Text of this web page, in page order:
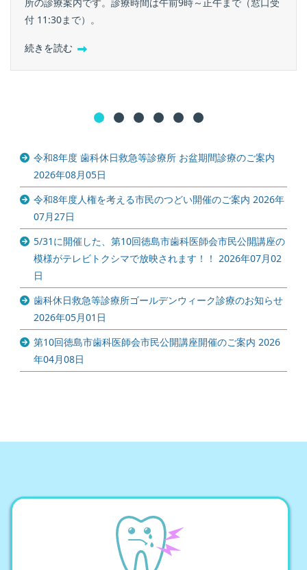
付 11:30まで）。
続きを読む
令和8年度 歯科休日救急等診療所 お盆期間診療のご案内
2026年08月05日
令和8年度人権を考える市民のつどい開催のご案内 2026年
07月27日
5/31に開催した、第10回徳島市歯科医師会市民公開講座の
模様がテレビトクシマで放映されます！！ 2026年07月02
日
歯科休日救急等診療所ゴールデンウィーク診療のお知らせ
2026年05月01日
第10回徳島市歯科医師会市民公開講座開催のご案内 2026
年04月08日